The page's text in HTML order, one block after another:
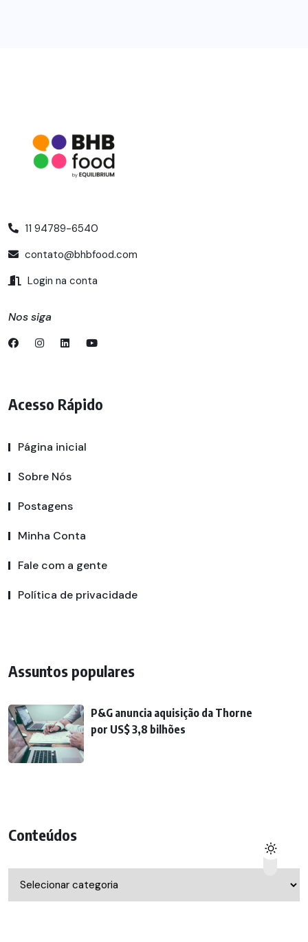
11 94789-6540
contato@bhbfood.com
Login na conta
Nos siga
Acesso Rápido
Página inicial
Sobre Nós
Postagens
Minha Conta
Fale com a gente
Política de privacidade
Assuntos populares
P&G anuncia aquisição da Thorne
por US$ 3,8 bilhões
Conteúdos
Conteúdos